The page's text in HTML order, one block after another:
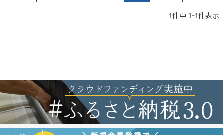
1件中 1-1件表示